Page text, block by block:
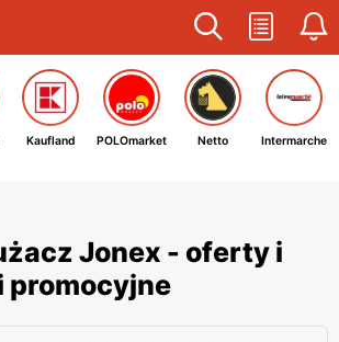
Kaufland POLOmarket Netto Intermarche
Jonex - oferty i
promocyjne